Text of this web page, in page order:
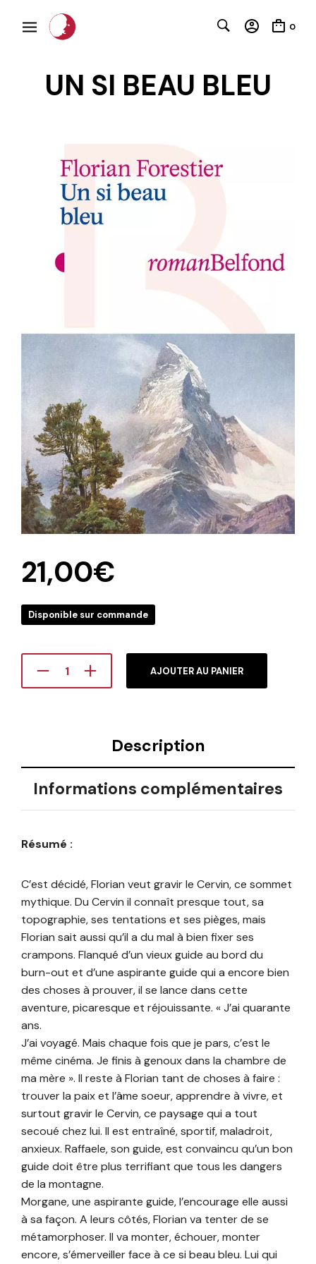
0
UN SI BEAU BLEU
21,00€
Disponible sur commande
AJOUTER AU PANIER
Description
Informations complémentaires
Résumé :
C’est décidé, Florian veut gravir le Cervin, ce sommet
mythique. Du Cervin il connaît presque tout, sa
topographie, ses tentations et ses pièges, mais
Florian sait aussi qu’il a du mal à bien fixer ses
crampons. Flanqué d’un vieux guide au bord du
burn-out et d’une aspirante guide qui a encore bien
des choses à prouver, il se lance dans cette
aventure, picaresque et réjouissante. « J’ai quarante
ans.
J’ai voyagé. Mais chaque fois que je pars, c’est le
même cinéma. Je finis à genoux dans la chambre de
ma mère ». Il reste à Florian tant de choses à faire :
trouver la paix et l’âme soeur, apprendre à vivre, et
surtout gravir le Cervin, ce paysage qui a tout
secoué chez lui. Il est entraîné, sportif, maladroit,
anxieux. Raffaele, son guide, est convaincu qu’un bon
guide doit être plus terrifiant que tous les dangers
de la montagne.
Morgane, une aspirante guide, l’encourage elle aussi
à sa façon. A leurs côtés, Florian va tenter de se
métamorphoser. Il va monter, échouer, monter
encore, s’émerveiller face à ce si beau bleu. Lui qui